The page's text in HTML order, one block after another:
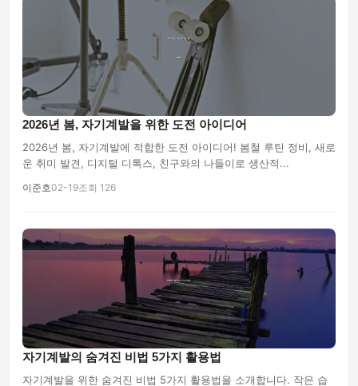
2026년 봄, 자기계발을 위한 도전 아이디어
2026년 봄, 자기계발에 적합한 도전 아이디어! 봄철 루틴 정비, 새로
운 취미 발견, 디지털 디톡스, 친구와의 나들이로 생산적...
이준호02-19조회 126
자기계발의 숨겨진 비법 5가지 활용법
자기계발을 위한 숨겨진 비법 5가지 활용법을 소개합니다. 작은 습